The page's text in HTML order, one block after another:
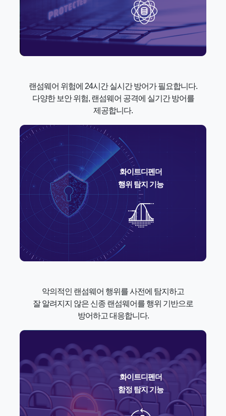
랜섬웨어 위험에 24시간 실시간 방어가 필요합니다.
다양한 보안 위험, 랜섬웨어 공격에 실기간 방어를
제공합니다.
화이트디펜더
행위 탐지 기능
악의적인 랜섬웨어 행위를 사전에 탐지하고
잘 알려지지 않은 신종 랜섬웨어를 행위 기반으로
방어하고 대응합니다.
화이트디펜더
함정 탐지 기능